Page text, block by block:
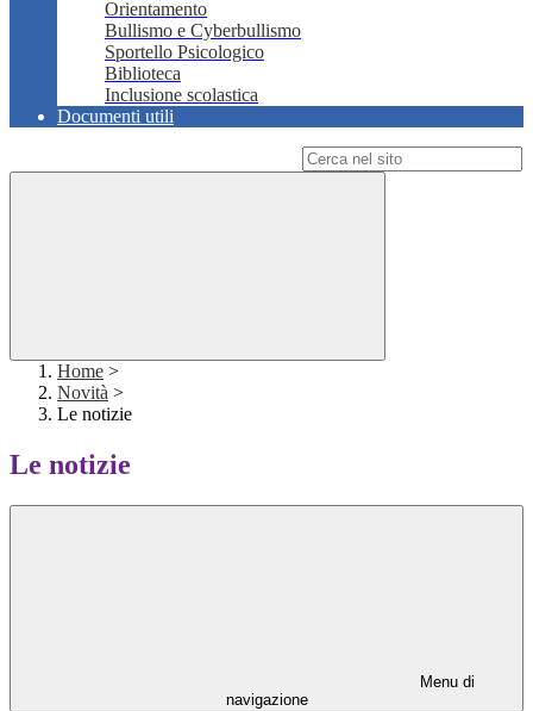
Orientamento
Bullismo e Cyberbullismo
Sportello Psicologico
Biblioteca
Inclusione scolastica
Documenti utili
Home >
Novità >
Le notizie
Le notizie
Menu di
navigazione